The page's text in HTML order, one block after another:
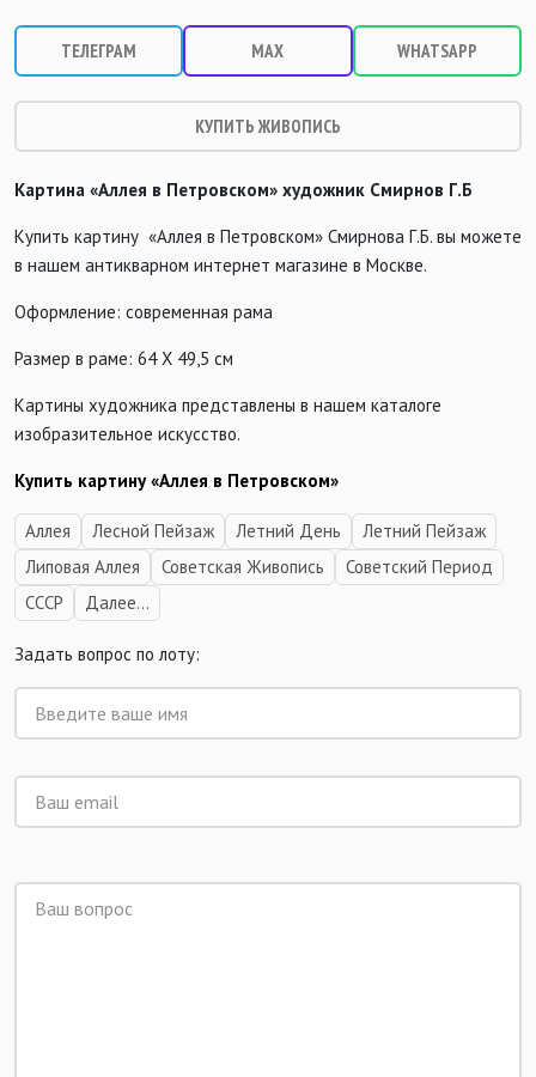
ТЕЛЕГРАМ MAX WHATSAPP
КУПИТЬ ЖИВОПИСЬ
Картина «Аллея в Петровском» художник Смирнов Г.Б
Купить картину «Аллея в Петровском» Смирнова Г.Б. вы можете
в нашем антикварном интернет магазине в Москве.
Оформление: современная рама
Размер в раме: 64 Х 49,5 см
Картины художника представлены в нашем каталоге
изобразительное искусство.
Купить картину «Аллея в Петровском»
Аллея Лесной Пейзаж Летний День
Летний Пейзаж
Липовая Аллея
Советская Живопись
Советский Период
СССР
Далее...
Задать вопрос по лоту: